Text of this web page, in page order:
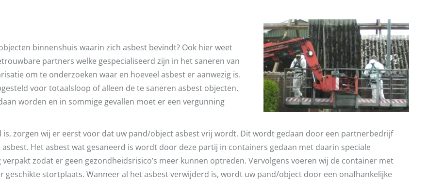
binnenshuis waarin zich asbest bevindt? Ook hier weet
partners welke gespecialiseerd zijn in het saneren van
om te onderzoeken waar en hoeveel asbest er aanwezig is.
voor totaalsloop of alleen de te saneren asbest objecten.
worden en in sommige gevallen moet er een vergunning
zorgen wij er eerst voor dat uw pand/object asbest vrij wordt. Dit wordt gedaan door een partnerbedrijf
Het asbest wat gesaneerd is wordt door deze partij in containers gedaan met daarin speciale
zodat er geen gezondheidsrisico’s meer kunnen optreden. Vervolgens voeren wij de container met
geschikte stortplaats. Wanneer al het asbest verwijderd is, wordt uw pand/object door een onafhankelijke